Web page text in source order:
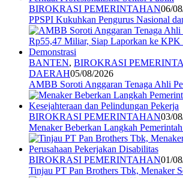
BIROKRASI PEMERINTAHAN06/
PPSPI Kukuhkan Pengurus Nasional
BANTEN, BIROKRASI
DAERAH05/08/2026
AMBB Soroti Anggaran Tenaga Ahli
BIROKRASI PEMERINTAHAN03/
Menaker Beberkan Langkah
BIROKRASI PEMERINTAHAN01/
Tinjau PT Pan Brothers Tbk, Menaker